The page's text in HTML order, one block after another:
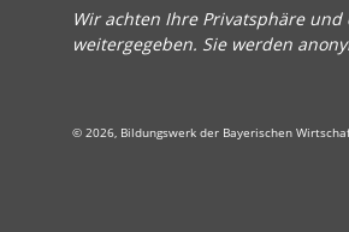
Wir achten Ihre Privatsphäre
weitergegeben. Sie werden
© 2026, Bildungswerk der Bayerischen